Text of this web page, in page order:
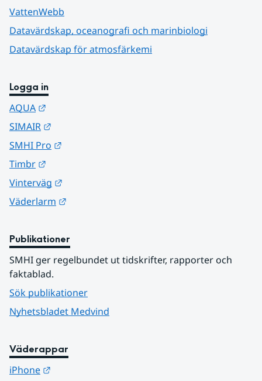
VattenWebb
Datavärdskap, oceanografi och marinbiologi
Datavärdskap för atmosfärkemi
Logga in
AQUA
SIMAIR
SMHI Pro
Timbr
Vinterväg
Väderlarm
Publikationer
SMHI ger regelbundet ut tidskrifter, rapporter och
faktablad.
Sök publikationer
Nyhetsbladet Medvind
Väderappar
iPhone